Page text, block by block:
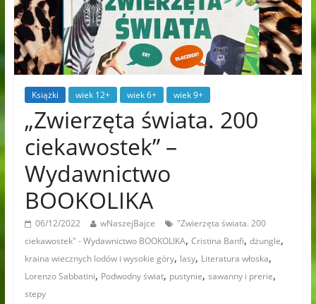
Książki wiek 12+ wiek 6+ wiek 9+
„Zwierzęta świata. 200
ciekawostek” –
Wydawnictwo
BOOKOLIKA
06/12/2022 wNaszejBajce
"Zwierzęta świata. 200
ciekawostek" - Wydawnictwo BOOKOLIKA, Cristina Banfi, dżungle,
kraina wiecznych lodów i wysokie góry, lasy, Literatura włoska,
Lorenzo Sabbatini, Podwodny świat, pustynie, sawanny i prerie,
stepy